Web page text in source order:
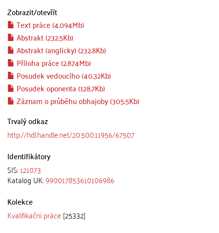
Zobrazit/otevřít
Text práce (4.094Mb)
Abstrakt (232.5Kb)
Abstrakt (anglicky) (232.8Kb)
Příloha práce (2.874Mb)
Posudek vedoucího (40.32Kb)
Posudek oponenta (128.7Kb)
Záznam o průběhu obhajoby (305.5Kb)
Trvalý odkaz
http://hdl.handle.net/20.500.11956/67507
Identifikátory
SIS:121073
Katalog UK:990017853610106986
Kolekce
Kvalifikační práce [25332]